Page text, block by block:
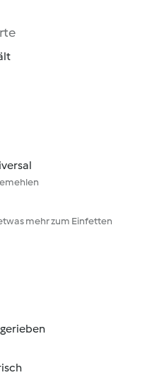
mehr zum Einfetten